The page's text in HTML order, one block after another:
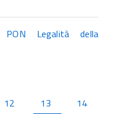
Legalità della
12 13
14